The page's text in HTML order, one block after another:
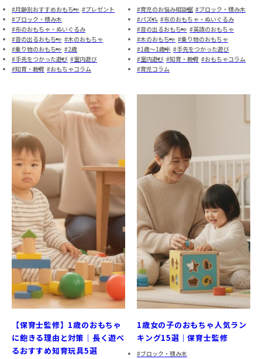
【保育士監修】
月齢別おすすめおもちゃ
プレゼント
ブロック・積み木
布のおもちゃ・ぬいぐるみ
音の出るおもちゃ
木のおもちゃ
乗り物のおもちゃ
2歳
手先をつかった遊び
室内遊び
知育・教育
おもちゃコラム
育児のお悩み相談室
ブロック・積み木
パズル
布のおもちゃ・ぬいぐるみ
音の出るおもちゃ
英語のおもちゃ
木のおもちゃ
乗り物のおもちゃ
1歳～1歳半
手先をつかった遊び
室内遊び
知育・教育
おもちゃコラム
育児コラム
【保育士監修】1歳のおもちゃ
に飽きる理由と対策｜長く遊べ
るおすすめ知育玩具5選
1歳女の子のおもちゃ人気ラン
キング15選｜保育士監修
ブロック・積み木